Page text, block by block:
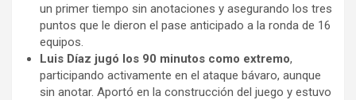
un primer tiempo sin anotaciones y asegurando los tres
puntos que le dieron el pase anticipado a la ronda de 16
equipos.
Luis Díaz jugó los 90 minutos como extremo,
participando activamente en el ataque bávaro, aunque
sin anotar. Aportó en la construcción del juego y estuvo